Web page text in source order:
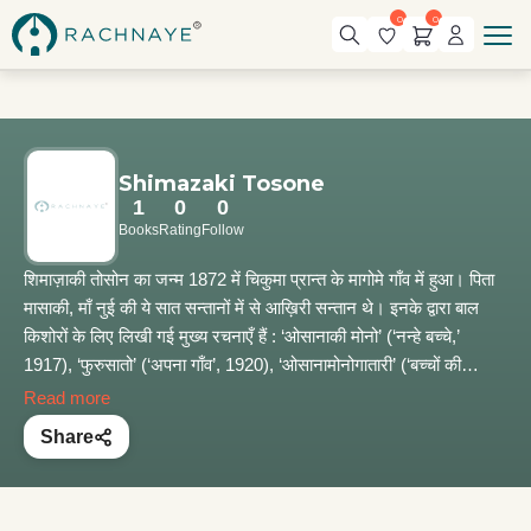
0 0
Shimazaki Tosone
1
Books
0
Rating
0
Follow
शिमाज़ाकी तोसोन का जन्म 1872 में चिकुमा प्रान्त के मागोमे गाँव में हुआ। पिता
मासाकी, माँ नुई की ये सात सन्तानों में से आख़िरी सन्तान थे। इनके द्वारा बाल
किशोरों के लिए लिखी गई मुख्य रचनाएँ हैं : ‘ओसानाकी मोनो’ (‘नन्हे बच्चे,’
1917), ‘फुरुसातो’ (‘अपना गाँव’, 1920), ‘ओसानामोनोगातारी’ (‘बच्चों की
कहानी’, 1924), ‘नोबिजिताकू’ (‘किशोरावस्था’ 1925)। सन् 1906 में
प्रकृतिवादी शिमाजाकी तोसोन ने ‘हाकाई’ (अवज्ञा) प्रकाशित की जिसमें ‘बुराकु’
(पददलित) समुदाय के प्रति पक्षपात एवं इनसे सम्बन्धित अन्य पहलुओं को उठाया
Read more
Share